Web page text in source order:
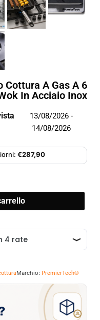
Cottura A Gas A 6
In Acciaio Inox
13/08/2026 -
14/08/2026
€287,90
Marchio: PremierTech®